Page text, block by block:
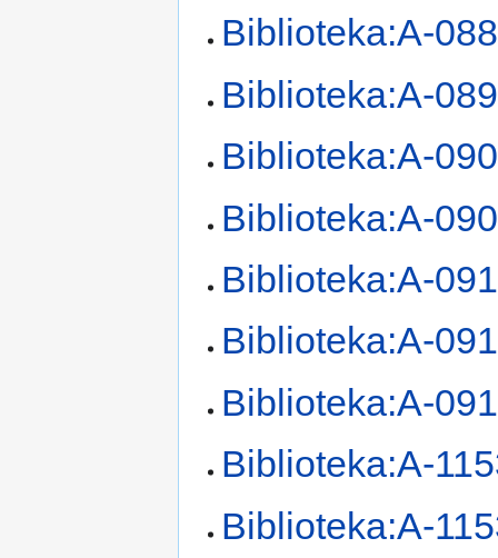
Biblioteka:A-
Biblioteka:A-
Biblioteka:A-
Biblioteka:A-
Biblioteka:A-
Biblioteka:A-
Biblioteka:A-
Biblioteka:A-
Biblioteka:A-